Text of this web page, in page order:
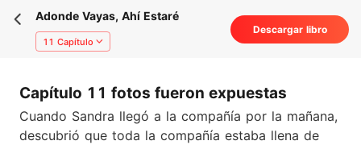
Adonde Vayas, Ahí Estaré
11 Capítulo
Descargar libro
Capítulo 11 fotos fueron expuestas
Cuando Sandra llegó a la compañía por la mañana,
descubrió que toda la compañía estaba llena de